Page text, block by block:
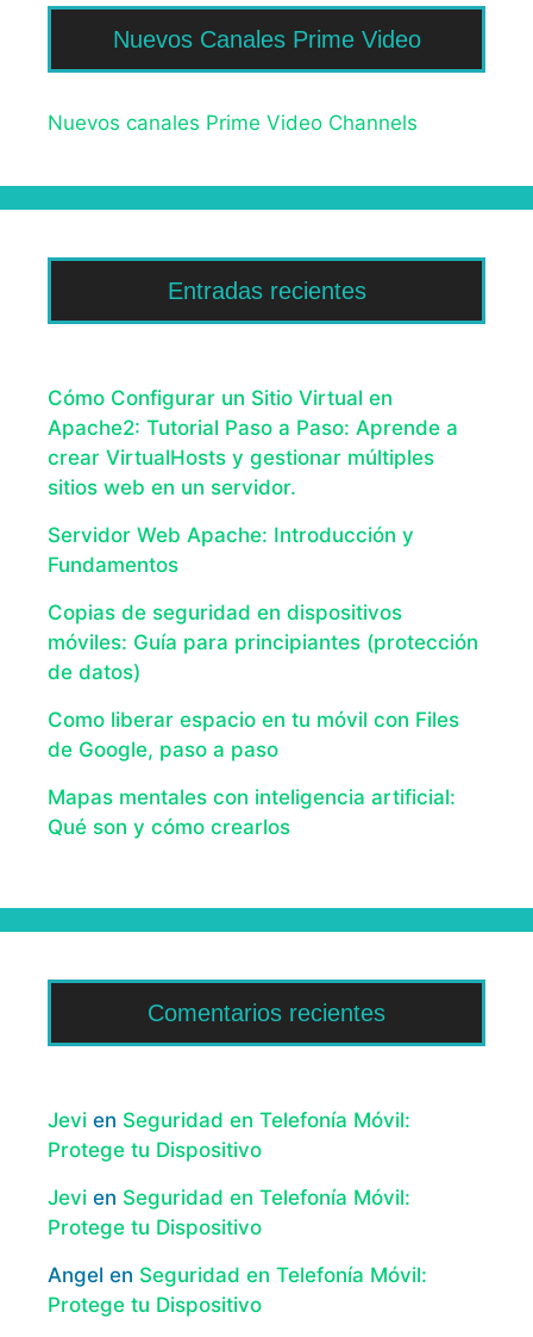
Nuevos Canales Prime Video
Nuevos canales Prime Video Channels
Entradas recientes
Cómo Configurar un Sitio Virtual en
Apache2: Tutorial Paso a Paso: Aprende a
crear VirtualHosts y gestionar múltiples
sitios web en un servidor.
Servidor Web Apache: Introducción y
Fundamentos
Copias de seguridad en dispositivos
móviles: Guía para principiantes (protección
de datos)
Como liberar espacio en tu móvil con Files
de Google, paso a paso
Mapas mentales con inteligencia artificial:
Qué son y cómo crearlos
Comentarios recientes
Jevi en Seguridad en Telefonía Móvil:
Protege tu Dispositivo
Jevi en Seguridad en Telefonía Móvil:
Protege tu Dispositivo
Angel en Seguridad en Telefonía Móvil:
Protege tu Dispositivo